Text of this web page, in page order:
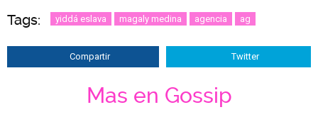
Tags: yiddá eslava magaly medina agencia ag
Compartir Twitter
Mas en Gossip